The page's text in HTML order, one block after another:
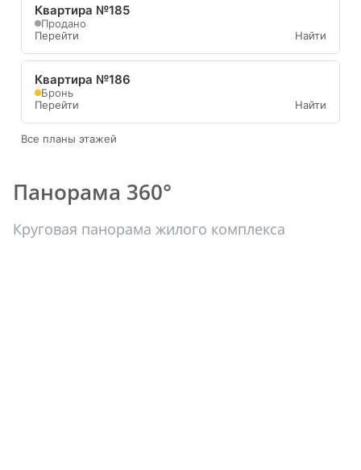
Квартира №185
Продано
Перейти
Найти
Квартира №186
Бронь
Перейти
Найти
Все планы этажей
Панорама 360°
Круговая панорама жилого комплекса